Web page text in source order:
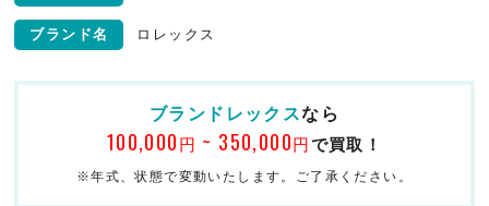
ブランド名 ロレックス
ブランドレックスなら
100,000 円 ~ 350,000円で買取！
※年式、状態で変動いたします。ご了承ください。